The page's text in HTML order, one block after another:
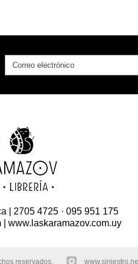
| 2705 4725 · 095 951 175
www.laskaramazov.com.uy
reservados.